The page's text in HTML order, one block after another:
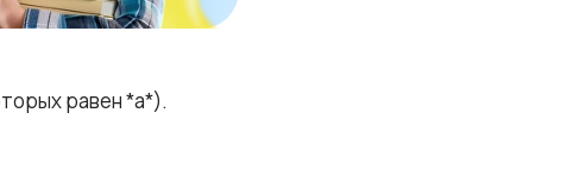
равен *a*).